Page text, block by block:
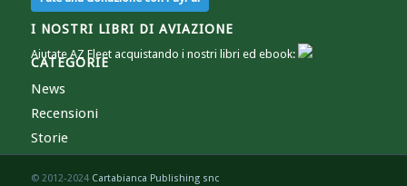
I NOSTRI LIBRI DI AVIAZIONE
Aiutate AZ Fleet acquistando i nostri libri ed ebook:
CATEGORIE
News
Recensioni
Storie
© 2012-2024 Cartabianca Publishing snc